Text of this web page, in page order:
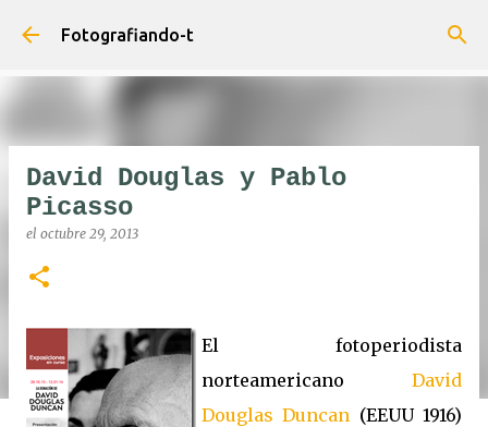
Ir al contenido principal
Fotografiando-t
David Douglas y Pablo
Picasso
el octubre 29, 2013
El fotoperiodista
norteamericano David
Douglas Duncan (EEUU 1916)